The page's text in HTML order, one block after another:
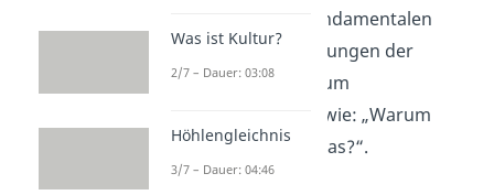
befasst sich mit den fundamentalen
Ursachen und Begründungen der
Realität. Dabei geht es um
grundsätzliche Fragen wie: „Warum
existiert überhaupt etwas?“.
Was ist Kultur?
2/7 – Dauer: 03:08
Höhlengleichnis
3/7 – Dauer: 04:46